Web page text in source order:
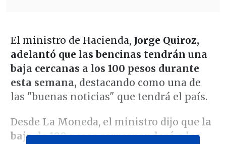
El ministro de Hacienda, Jorge Quiroz,
adelantó que las bencinas tendrán una
baja cercanas a los 100 pesos durante
esta semana, destacando como una de
las "buenas noticias" que tendrá el país.
Desde La Moneda, el ministro dijo que la
baja de 100 pesos corresponderá a las